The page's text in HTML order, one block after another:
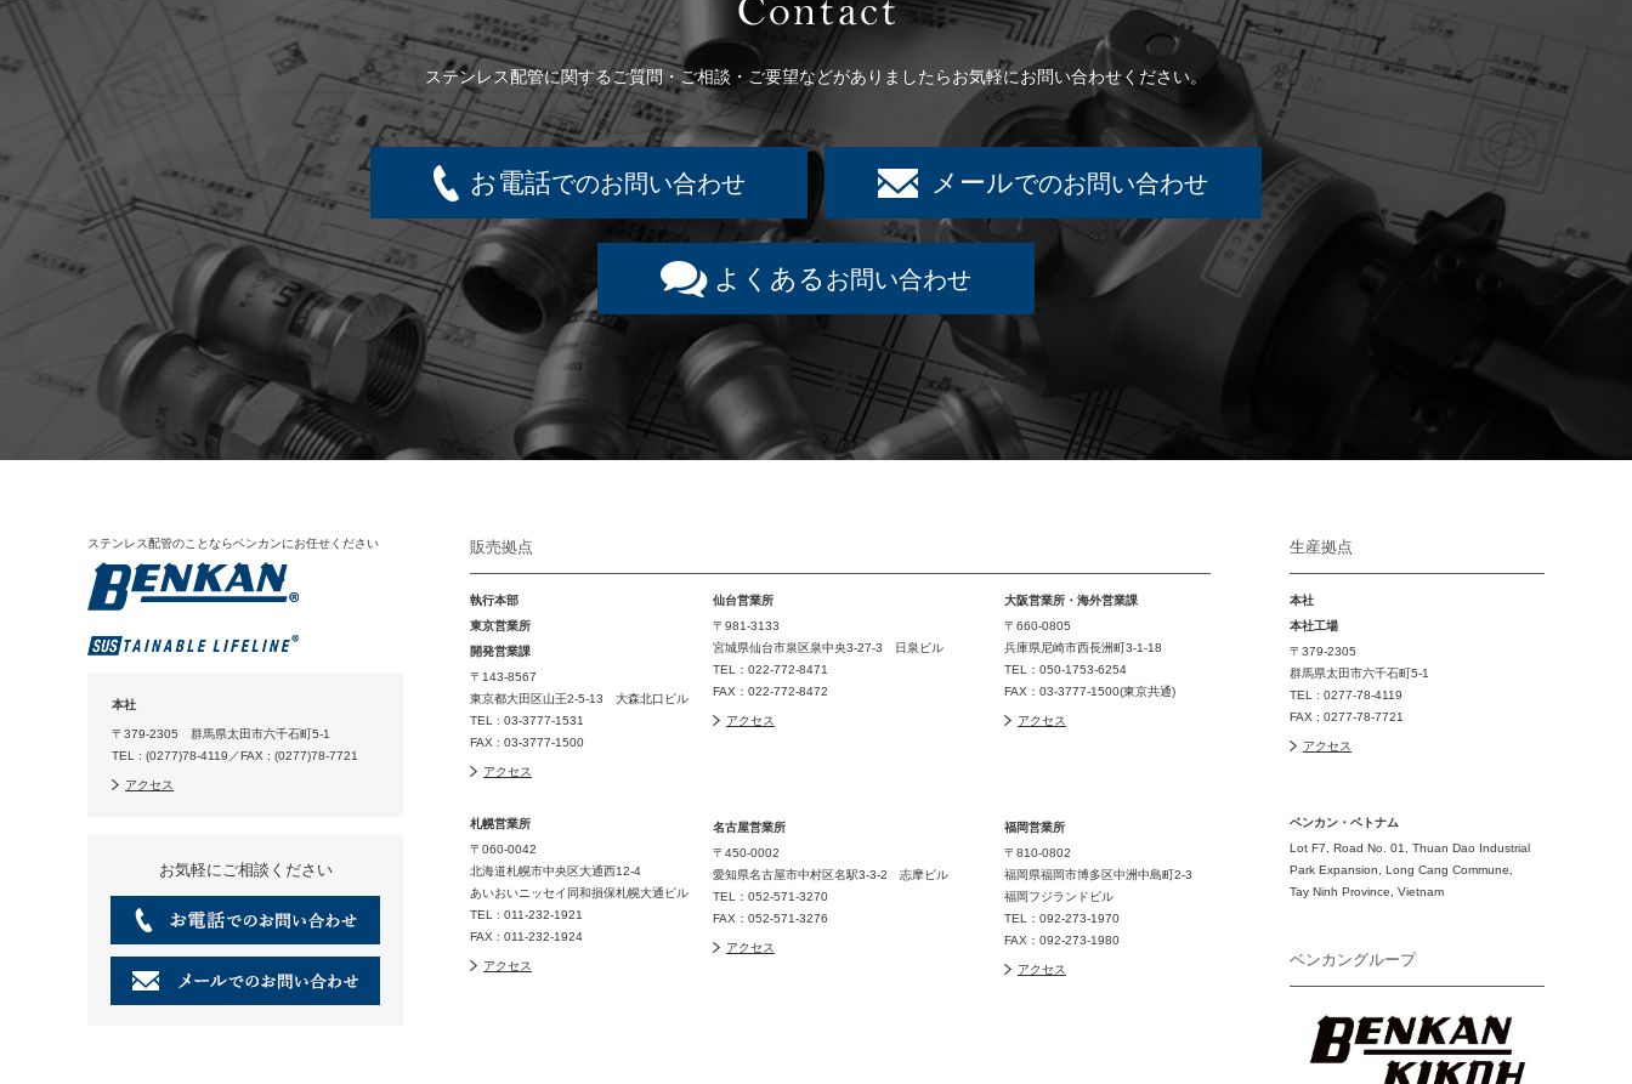
Contact
ステンレス配管に関するご質問・ご相談・ご要望などがありましたらお気軽にお問い合わせください。
お電話でのお問い合わせ メールでのお問い合わせ
よくある お問い合わせ
ステンレス配管のことならベンカンにお任せください
本社
〒379-2305 群馬県太田市六千石町5-1
TEL : (0277)78-4119／FAX : (0277)78-7721
アクセス
お気軽にご相談ください
販売拠点
執行本部
東京営業所
開発営業課
〒143-8567
東京都大田区山王2-5-13 大森北口ビル
TEL : 03-3777-1531
FAX : 03-3777-1500
アクセス
札幌営業所
〒060-0042
北海道札幌市中央区大通西12-4
あいおいニッセイ同和損保札幌大通ビル
TEL : 011-232-1921
FAX : 011-232-1924
アクセス
仙台営業所
〒981-3133
宮城県仙台市泉区泉中央3-27-3 日泉ビル
TEL：022-772-8471
FAX：022-772-8472
アクセス
名古屋営業所
〒450-0002
愛知県名古屋市中村区名駅3-3-2 志摩ビル
TEL：052-571-3270
FAX：052-571-3276
アクセス
大阪営業所・海外営業課
〒660-0805
兵庫県尼崎市西長洲町3-1-18
TEL：050-1753-6254
FAX：03-3777-1500(東京共通)
アクセス
福岡営業所
〒810-0802
福岡県福岡市博多区中洲中島町2-3
福岡フジランドビル
TEL：092-273-1970
FAX：092-273-1980
アクセス
生産拠点
本社
本社工場
〒379-2305
群馬県太田市六千石町5-1
TEL : 0277-78-4119
FAX : 0277-78-7721
アクセス
ベンカン・ベトナム
Lot F7, Road No. 01, Thuan Dao Industrial
Park Expansion, Long Cang Commune,
Tay Ninh Province, Vietnam
ベンカングループ